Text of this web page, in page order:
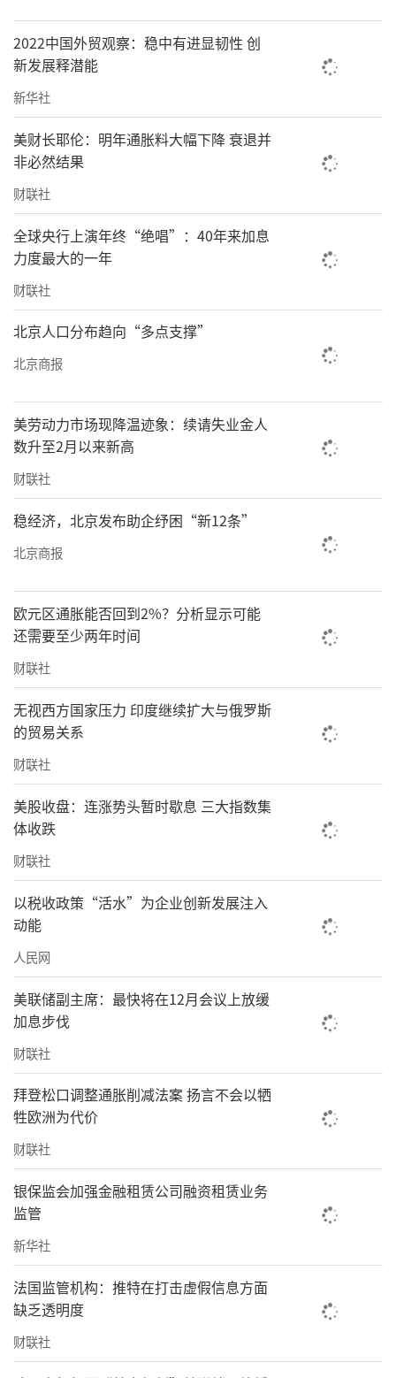
2022中国外贸观察：稳中有进显韧性 创
新发展释潜能
新华社
美财长耶伦：明年通胀料大幅下降 衰退并
非必然结果
财联社
全球央行上演年终“绝唱”：40年来加息
力度最大的一年
财联社
北京人口分布趋向“多点支撑”
北京商报
美劳动力市场现降温迹象：续请失业金人
数升至2月以来新高
财联社
稳经济，北京发布助企纾困“新12条”
北京商报
欧元区通胀能否回到2%？分析显示可能
还需要至少两年时间
财联社
无视西方国家压力 印度继续扩大与俄罗斯
的贸易关系
财联社
美股收盘：连涨势头暂时歇息 三大指数集
体收跌
财联社
以税收政策“活水”为企业创新发展注入
动能
人民网
美联储副主席：最快将在12月会议上放缓
加息步伐
财联社
拜登松口调整通胀削减法案 扬言不会以牺
牲欧洲为代价
财联社
银保监会加强金融租赁公司融资租赁业务
监管
新华社
法国监管机构：推特在打击虚假信息方面
缺乏透明度
财联社